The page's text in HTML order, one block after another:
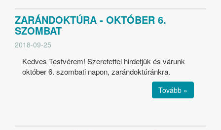
ZARÁNDOKTÚRA - OKTÓBER 6.
SZOMBAT
2018-09-25
Kedves Testvérem! Szeretettel hirdetjük és várunk
október 6. szombati napon, zarándoktúránkra.
Tovább »